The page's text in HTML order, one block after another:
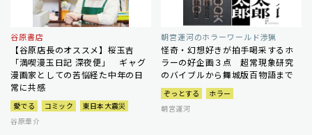
谷原書店
【谷原店長のオススメ】桜玉吉
「満喫漫玉日記 深夜便」 ギャグ
漫画家としての苦悩経た中年の日
常に共感
愛でる コミック
東日本大震災
谷原章介
朝宮運河のホラーワールド渉猟
怪奇・幻想好きが拍手喝采するホ
ラーの好企画３点 超常現象研究
のバイブルから舞城版百物語まで
ぞっとする
ホラー
朝宮運河